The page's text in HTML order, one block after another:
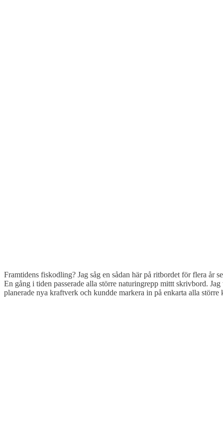
Framtidens fiskodling? Jag såg en sådan här på ritbordet för flera år
En gång i tiden passerade alla större naturingrepp mittt skrivbord.
planerade nya kraftverk och kundde markera in på enkarta alla